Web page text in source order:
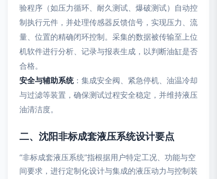
验程序（如压力循环、耐久测试、爆破测试）自动控
制执行元件，并处理传感器反馈信号，实现压力、流
量、位置的精确闭环控制。采集的数据被传输至上位
机软件进行分析、记录与报表生成，以判断油缸是否
合格。
安全与辅助系统：集成安全阀、紧急停机、油温冷却
与过滤等装置，确保测试过程安全稳定，并维持液压
油清洁度。
二、沈阳非标成套液压系统设计要点
“非标成套液压系统”指根据用户特定工况、功能与空
间要求，进行定制化设计与集成的液压动力与控制装